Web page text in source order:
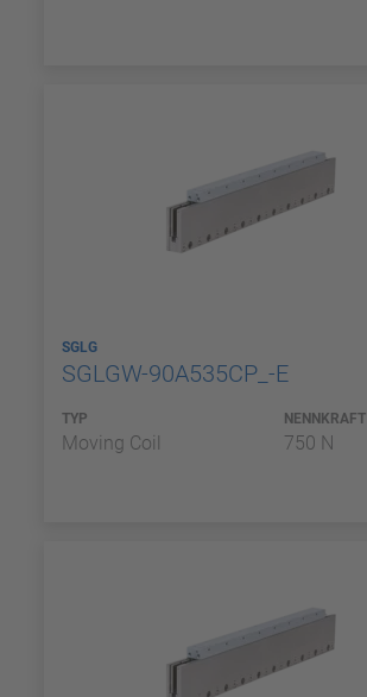
SGLG
SGLGW-90A535CP_-E
TYP
Moving Coil
NENNKRAFT
750 N